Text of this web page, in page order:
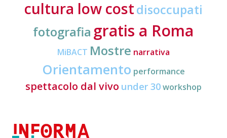
cultura low costdisoccupati
fotografia gratis a Roma
MiBACT Mostre narrativa
Orientamento performance
spettacolo dal vivo under 30workshop